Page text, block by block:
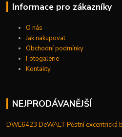
Informace pro zákazníky
O nás
Jak nakupovat
Obchodní podmínky
Fotogalerie
Kontakty
NEJPRODÁVANĚJŠÍ
DWE6423 DeWALT Pěstní excentrická